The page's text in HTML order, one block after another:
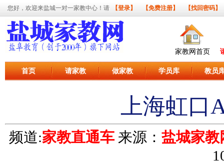
您好，欢迎来盐城一对一家教中心！请 【登录】 【免费注册】 【找回密码】
家教网首页
首页 请家教 做家教 学员库 教员
上海虹口
频道:家教直通车来源： 盐城家教